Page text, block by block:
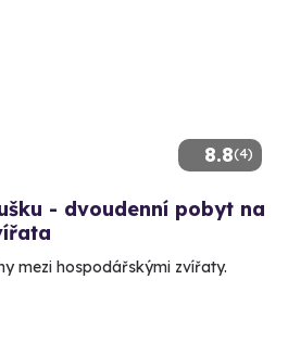
8.8(4)
- dvoudenní pobyt na
mezi hospodářskými zvířaty.